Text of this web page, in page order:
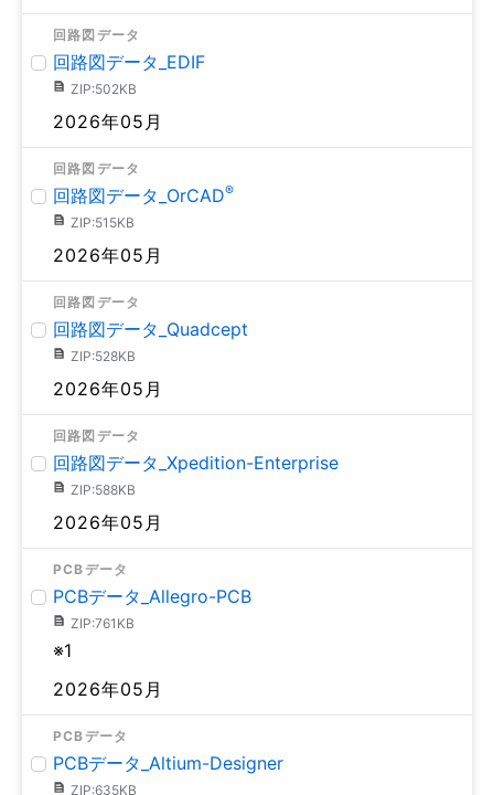
回路図データ
回路図データ_EDIF
ZIP:502KB
2026年05月
回路図データ
回路図データ_OrCAD®
ZIP:515KB
2026年05月
回路図データ
回路図データ_Quadcept
ZIP:528KB
2026年05月
回路図データ
回路図データ_Xpedition-Enterprise
ZIP:588KB
2026年05月
PCBデータ
PCBデータ_Allegro-PCB
ZIP:761KB
※1
2026年05月
PCBデータ
PCBデータ_Altium-Designer
ZIP:635KB